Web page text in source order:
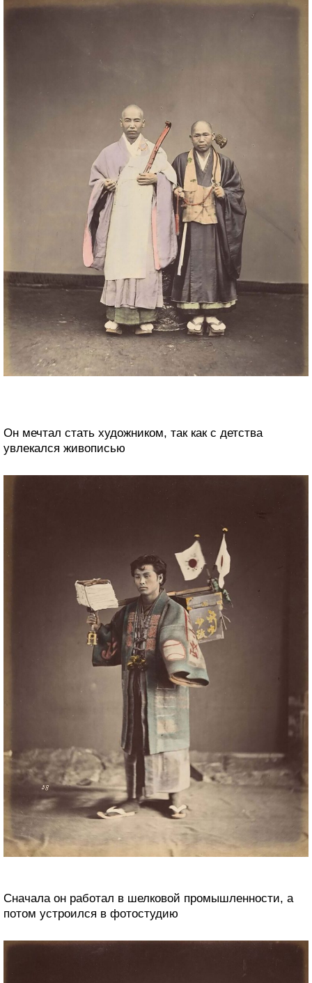
Он мечтал стать художником, так как с детства
увлекался живописью
Сначала он работал в шелковой промышленности, а
потом устроился в фотостудию